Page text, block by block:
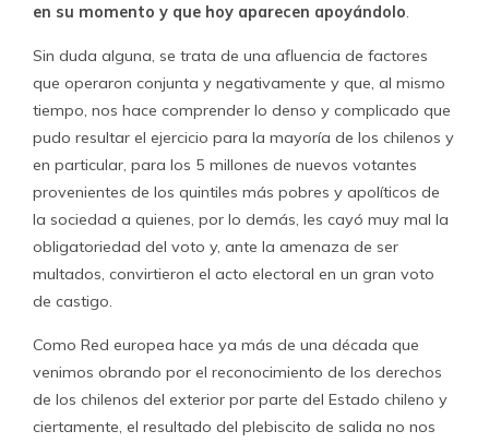
en su momento y que hoy aparecen apoyándolo.
Sin duda alguna, se trata de una afluencia de factores
que operaron conjunta y negativamente y que, al mismo
tiempo, nos hace comprender lo denso y complicado que
pudo resultar el ejercicio para la mayoría de los chilenos y
en particular, para los 5 millones de nuevos votantes
provenientes de los quintiles más pobres y apolíticos de
la sociedad a quienes, por lo demás, les cayó muy mal la
obligatoriedad del voto y, ante la amenaza de ser
multados, convirtieron el acto electoral en un gran voto
de castigo.
Como Red europea hace ya más de una década que
venimos obrando por el reconocimiento de los derechos
de los chilenos del exterior por parte del Estado chileno y
ciertamente, el resultado del plebiscito de salida no nos